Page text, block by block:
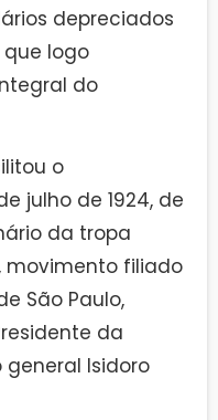
depreciados
que logo
do
o
julho de 1924, de
da tropa
filiado
São Paulo,
da
Isidoro